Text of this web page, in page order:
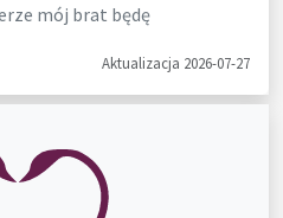
mój brat będę
Aktualizacja 2026-07-27